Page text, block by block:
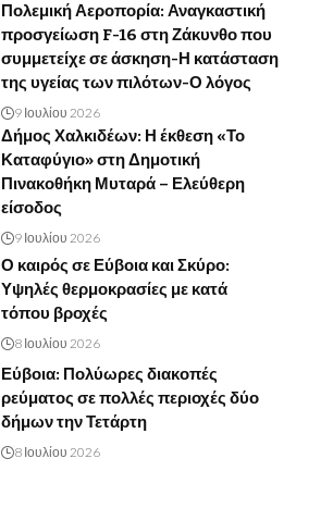
Πολεμική Αεροπορία: Αναγκαστική
προσγείωση F-16 στη Ζάκυνθο που
συμμετείχε σε άσκηση-Η κατάσταση
της υγείας των πιλότων-Ο λόγος
9 Ιουλίου 2026
Δήμος Χαλκιδέων: Η έκθεση «Το
Καταφύγιο» στη Δημοτική
Πινακοθήκη Μυταρά – Ελεύθερη
είσοδος
9 Ιουλίου 2026
Ο καιρός σε Εύβοια και Σκύρο:
Υψηλές θερμοκρασίες με κατά
τόπου βροχές
8 Ιουλίου 2026
Εύβοια: Πολύωρες διακοπές
ρεύματος σε πολλές περιοχές δύο
δήμων την Τετάρτη
8 Ιουλίου 2026